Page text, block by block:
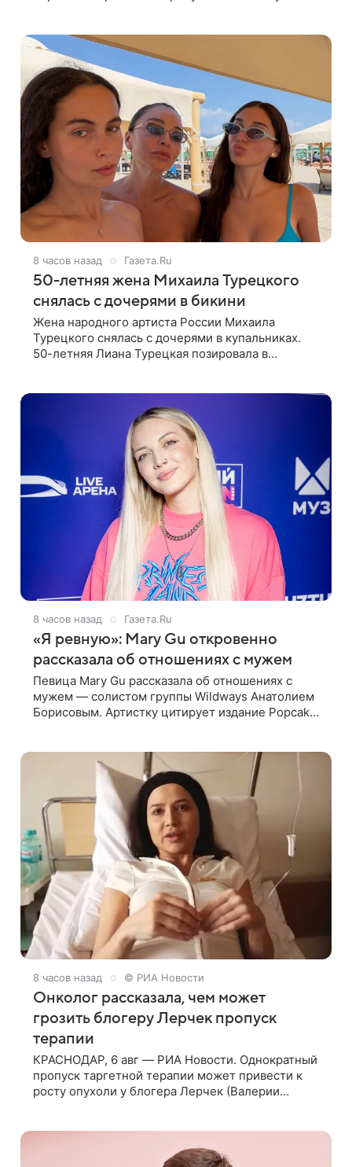
8 часов назад Газета.Ru
50-летняя жена Михаила Турецкого
снялась с дочерями в бикини
Жена народного артиста России Михаила
Турецкого снялась с дочерями в купальниках.
50-летняя Лиана Турецкая позировала в
8 часов назад Газета.Ru
«Я ревную»: Mary Gu откровенно
рассказала об отношениях с мужем
Певица Mary Gu рассказала об отношениях с
мужем — солистом группы Wildways Анатолием
Борисовым. Артистку цитирует издание Popcake.
8 часов назад © РИА Новости
Онколог рассказала, чем может
грозить блогеру Лерчек пропуск
терапии
КРАСНОДАР, 6 авг — РИА Новости. Однократный
пропуск таргетной терапии может привести к
росту опухоли у блогера Лерчек (Валерии